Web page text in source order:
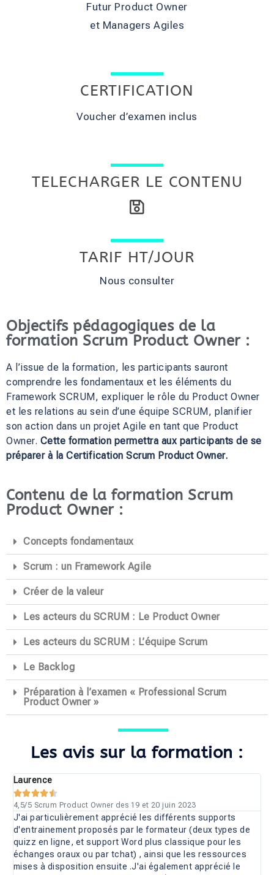
Futur Product Owner
et Managers Agiles
CERTIFICATION
Voucher d’examen inclus
TELECHARGER LE CONTENU
TARIF HT/JOUR
Nous consulter
Objectifs pédagogiques de la
formation Scrum Product Owner :
A l’issue de la formation, les participants sauront
comprendre les fondamentaux et les éléments du
Framework SCRUM, expliquer le rôle du Product Owner
et les relations au sein d’une équipe SCRUM, planifier
son action dans un projet Agile en tant que Product
Owner. Cette formation permettra aux participants de se
préparer à la Certification Scrum Product Owner.
Contenu de la formation Scrum
Product Owner :
Concepts fondamentaux
Scrum : un Framework Agile
Créer de la valeur
Les acteurs du SCRUM : Le Product Owner
Les acteurs du SCRUM : L’équipe Scrum
Le Backlog
Préparation à l’examen « Professional Scrum
Product Owner »
Les avis sur la formation :
Laurence

4,5/5 Scrum Product Owner des 19 et 20 juin 2023
J'ai particulièrement apprécié les différents supports
d'entrainement proposés par le formateur (deux types de
quizz en ligne, et support Word plus classique pour les
échanges oraux ou par tchat) , ainsi que les ressources
mises à disposition ensuite .J'ai également apprécié le